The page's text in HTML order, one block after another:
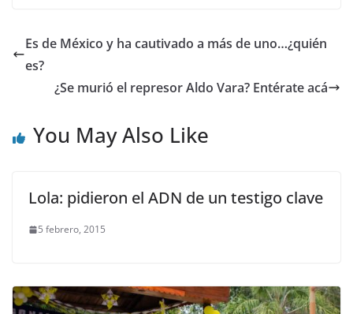
Es de México y ha cautivado a más de uno…¿quién
es?
¿Se murió el represor Aldo Vara? Entérate acá
You May Also Like
Lola: pidieron el ADN de un testigo clave
5 febrero, 2015